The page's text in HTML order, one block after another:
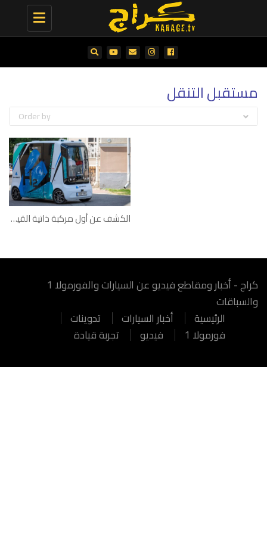
Toggle
navigation
مستقبل التنقل
Order by
الكشف عن أول مركبة ذاتية القيادة تعمل بالهيدروجين في العالم
كراج - أخبار ومقاطع فيديو عن السيارات والفورمولا 1
والسباقات
الرئيسية
أخبار السيارات
تدوينات
فورمولا 1
فيديو تجربة قيادة